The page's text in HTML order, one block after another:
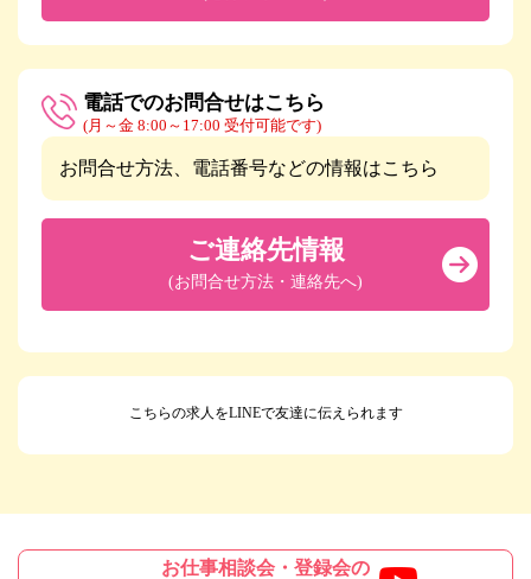
電話でのお問合せはこちら
(月～金 8:00～17:00 受付可能です)
お問合せ方法、電話番号などの情報はこちら
ご連絡先情報
(お問合せ方法・連絡先へ)
こちらの求人をLINEで友達に伝えられます
お仕事相談会・登録会の